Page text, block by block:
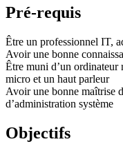
Pré-requis
Être un professionnel IT,
Avoir une bonne
Être muni d’un ordinateur
micro et un haut parleur
Avoir une bonne maîtrise
d’administration système
Objectifs